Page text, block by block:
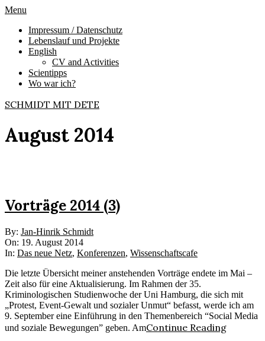
Skip
content
Primary
Menu
Menu
Impressum / Datenschutz
Lebenslauf und Projekte
English
CV and Activities
Scientipps
Wo war ich?
SCHMIDT MIT DETE
August 2014
Vorträge 2014 (3)
2014-
08-
19
By: Jan-Hinrik Schmidt
On: 19. August 2014
In: Das neue Netz, Konferenzen, Wissenschaftscafe
Die letzte Übersicht meiner anstehenden Vorträge endete im Mai –
Zeit also für eine Aktualisierung. Im Rahmen der 35.
Kriminologischen Studienwoche der Uni Hamburg, die sich mit
„Protest, Event-Gewalt und sozialer Unmut“ befasst, werde ich am
9. September eine Einführung in den Themenbereich “Social Media
und soziale Bewegungen” geben. AmContinue Reading